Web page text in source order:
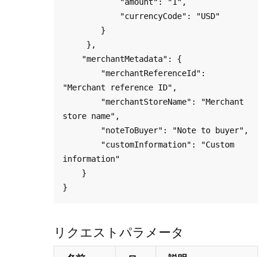
"Merchant reference ID",
store name",
information"
リクエストパラメータ